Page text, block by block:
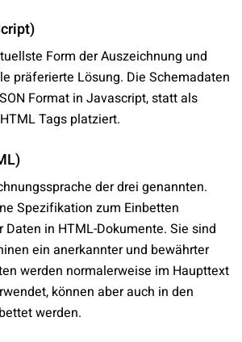
Form der Auszeichnung und
präferierte Lösung. Die Schemadaten
Format in Javascript, statt als
Tags platziert.
der drei genannten.
Spezifikation zum Einbetten
in HTML-Dokumente. Sie sind
ein anerkannter und bewährter
werden normalerweise im Haupttext
können aber auch in den
werden.